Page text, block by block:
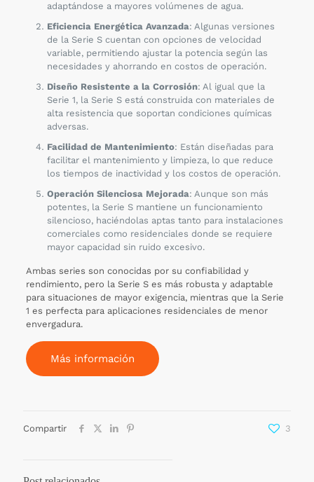
adaptándose a mayores volúmenes de agua.
Eficiencia Energética Avanzada: Algunas versiones
de la Serie S cuentan con opciones de velocidad
variable, permitiendo ajustar la potencia según las
necesidades y ahorrando en costos de operación.
Diseño Resistente a la Corrosión: Al igual que la
Serie 1, la Serie S está construida con materiales de
alta resistencia que soportan condiciones químicas
adversas.
Facilidad de Mantenimiento: Están diseñadas para
facilitar el mantenimiento y limpieza, lo que reduce
los tiempos de inactividad y los costos de operación.
Operación Silenciosa Mejorada: Aunque son más
potentes, la Serie S mantiene un funcionamiento
silencioso, haciéndolas aptas tanto para instalaciones
comerciales como residenciales donde se requiere
mayor capacidad sin ruido excesivo.
Ambas series son conocidas por su confiabilidad y
rendimiento, pero la Serie S es más robusta y adaptable
para situaciones de mayor exigencia, mientras que la Serie
1 es perfecta para aplicaciones residenciales de menor
envergadura.
Más información
Compartir 3